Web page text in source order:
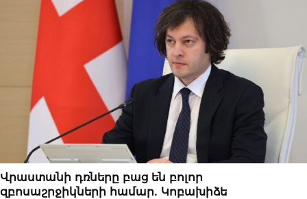
ՆՈՐՈՒԹՅՈՒՆՆԵՐ
Վրաստանի դռները բաց են բոլոր
զբոսաշրջիկների համար․ Կոբախիձե